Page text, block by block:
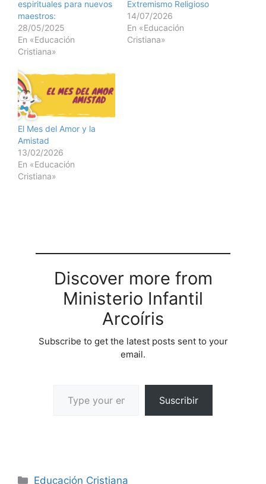
espirituales para nuevos
maestros:
28/05/2025
En «Educación
Cristiana»
Extremismo Religioso
14/07/2026
En «Educación
Cristiana»
El Mes del Amor y la
Amistad
13/02/2026
En «Educación
Cristiana»
Discover more from
Ministerio Infantil
Arcoíris
Subscribe to get the latest posts sent to your
email.
Suscribir
Educación Cristiana